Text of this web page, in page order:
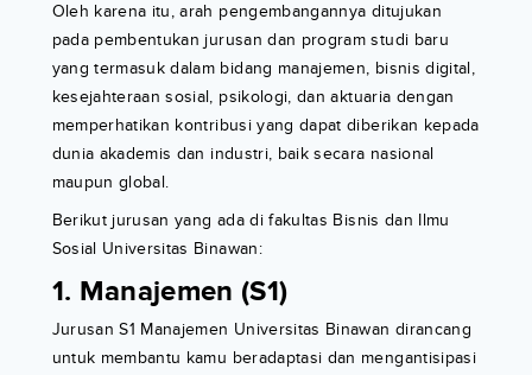
Oleh karena itu, arah pengembangannya ditujukan
pada pembentukan jurusan dan program studi baru
yang termasuk dalam bidang manajemen, bisnis digital,
kesejahteraan sosial, psikologi, dan aktuaria dengan
memperhatikan kontribusi yang dapat diberikan kepada
dunia akademis dan industri, baik secara nasional
maupun global.
Berikut jurusan yang ada di fakultas Bisnis dan Ilmu
Sosial Universitas Binawan:
1. Manajemen (S1)
Jurusan S1 Manajemen Universitas Binawan dirancang
untuk membantu kamu beradaptasi dan mengantisipasi